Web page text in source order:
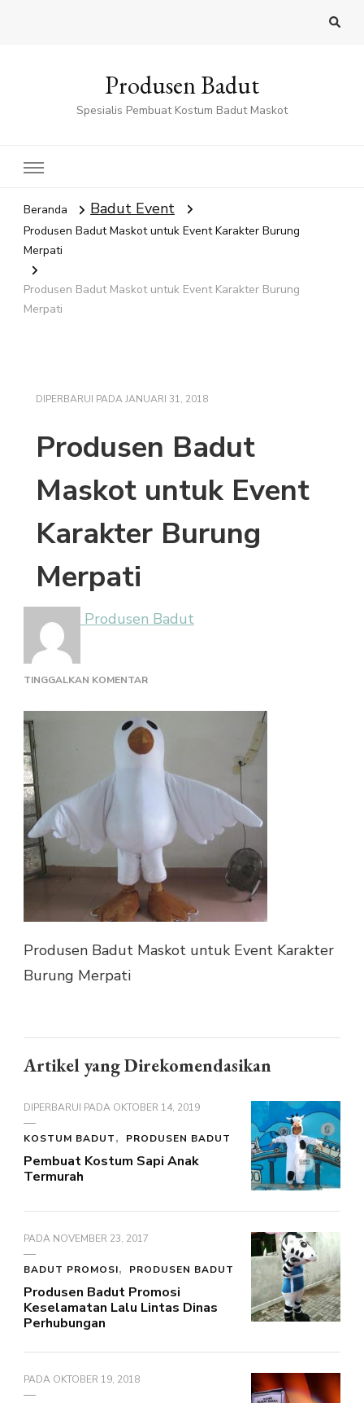
Produsen Badut
Spesialis Pembuat Kostum Badut Maskot
Beranda Badut Event
Produsen Badut Maskot untuk Event Karakter Burung
Merpati
Produsen Badut Maskot untuk Event Karakter Burung
Merpati
DIPERBARUI PADAJANUARI 31, 2018
Produsen Badut
Maskot untuk Event
Karakter Burung
Merpati
Produsen Badut
TINGGALKAN KOMENTARPADA
BADUT
MASKOT
UNTUK
KARAKTER
BURUNG
MERPATI
Produsen Badut Maskot untuk Event Karakter
Burung Merpati
Artikel yang Direkomendasikan
DIPERBARUI PADA OKTOBER 14, 2019
KOSTUM BADUT PRODUSEN BADUT
Pembuat Kostum Sapi Anak
Termurah
PADA NOVEMBER 23, 2017
BADUT PROMOSI PRODUSEN BADUT
Produsen Badut Promosi
Keselamatan Lalu Lintas Dinas
Perhubungan
PADA OKTOBER 19, 2018